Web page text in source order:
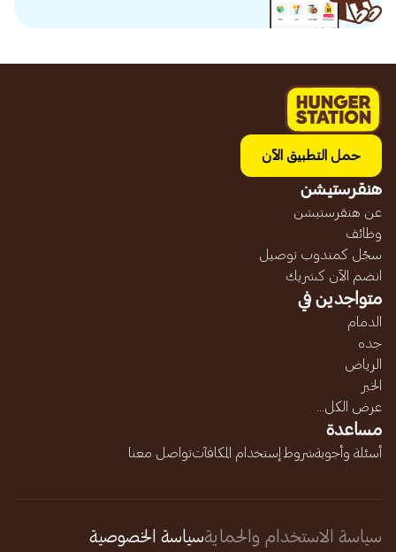
حمل التطبيق الآن
هنقرستيشن
عن هنقرستيشن
وظائف
سجّل كمندوب توصيل
انضم الآن كشريك
متواجدين في
الدمام
جده
الرياض
الخبر
عرض الكل...
مساعدة
أسئلة وأجوبةشروط إستخدام المكافآتتواصل معنا
سياسة الاستخدام والحمايةسياسة الخصوصية